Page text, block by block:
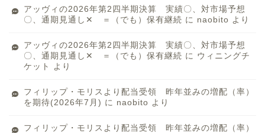
アッヴィの2026年第2四半期決算 実績〇、対市場予想
〇、通期見通し✕ ＝（でも）保有継続 に naobito より
アッヴィの2026年第2四半期決算 実績〇、対市場予想
〇、通期見通し✕ ＝（でも）保有継続 に ウィニングチ
ケット
より
フィリップ・モリスより配当受領 昨年並みの増配（率）
を期待(2026年7月) に naobito より
フィリップ・モリスより配当受領 昨年並みの増配（率）